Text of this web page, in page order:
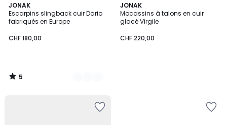
JONAK
Escarpins slingback cuir Dario
fabriqués en Europe
CHF 180,00
5
/
5
2
Couleurs
5
/
JONAK
Mocassins à talons en cuir
glacé Virgile
CHF 220,00